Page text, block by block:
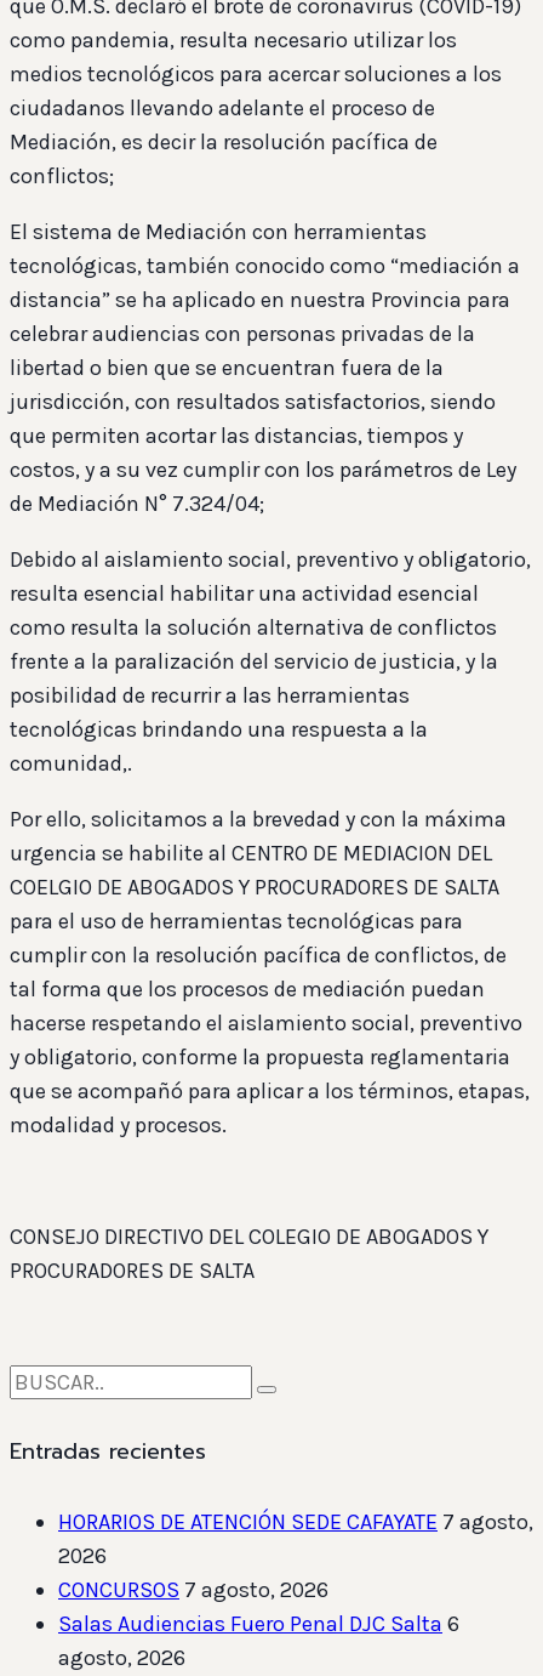
que O.M.S. declaró el brote de coronavirus (COVID-19)
como pandemia, resulta necesario utilizar los
medios tecnológicos para acercar soluciones a los
ciudadanos llevando adelante el proceso de
Mediación, es decir la resolución pacífica de
conflictos;
El sistema de Mediación con herramientas
tecnológicas, también conocido como “mediación a
distancia” se ha aplicado en nuestra Provincia para
celebrar audiencias con personas privadas de la
libertad o bien que se encuentran fuera de la
jurisdicción, con resultados satisfactorios, siendo
que permiten acortar las distancias, tiempos y
costos, y a su vez cumplir con los parámetros de Ley
de Mediación N° 7.324/04;
Debido al aislamiento social, preventivo y obligatorio,
resulta esencial habilitar una actividad esencial
como resulta la solución alternativa de conflictos
frente a la paralización del servicio de justicia, y la
posibilidad de recurrir a las herramientas
tecnológicas brindando una respuesta a la
comunidad,.
Por ello, solicitamos a la brevedad y con la máxima
urgencia se habilite al CENTRO DE MEDIACION DEL
COELGIO DE ABOGADOS Y PROCURADORES DE SALTA
para el uso de herramientas tecnológicas para
cumplir con la resolución pacífica de conflictos, de
tal forma que los procesos de mediación puedan
hacerse respetando el aislamiento social, preventivo
y obligatorio, conforme la propuesta reglamentaria
que se acompañó para aplicar a los términos, etapas,
modalidad y procesos.
CONSEJO DIRECTIVO DEL COLEGIO DE ABOGADOS Y
PROCURADORES DE SALTA
Entradas recientes
HORARIOS DE ATENCIÓN SEDE CAFAYATE 7 agosto,
2026
CONCURSOS 7 agosto, 2026
Salas Audiencias Fuero Penal DJC Salta 6
agosto, 2026